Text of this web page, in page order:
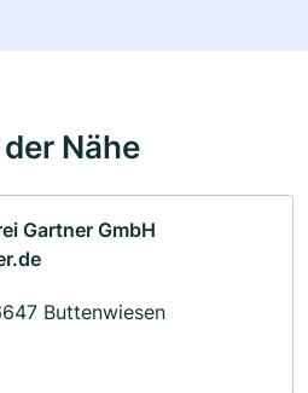
Nähe
Gartner GmbH
Buttenwiesen